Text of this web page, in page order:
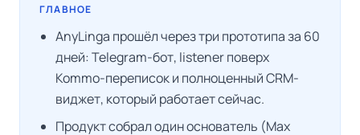
ГЛАВНОЕ
AnyLinga прошёл через три прототипа за 60
дней: Telegram-бот, listener поверх
Kommo-переписок и полноценный CRM-
виджет, который работает сейчас.
Продукт собрал один основатель (Max